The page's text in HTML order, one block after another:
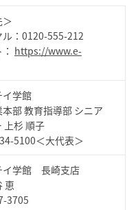
ル：0120-555-212
https://www.e-
学館
部 教育指導部 シニア
上杉 順子
5100＜大代表＞
イ学館 長崎支店
恵
3705